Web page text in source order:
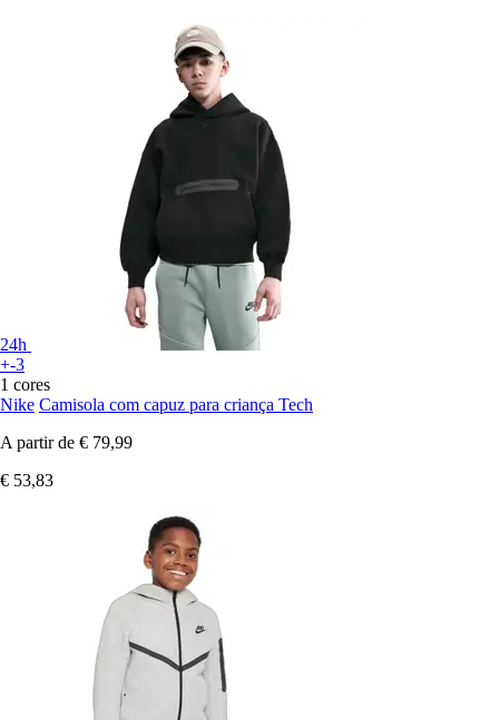
24h
+-3
1 cores
Nike Camisola com capuz para criança Tech
A partir de € 79,99
€ 53,83